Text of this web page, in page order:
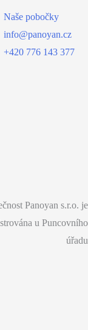
Naše pobočky
info@panoyan.cz
+420 776 143 377
Panoyan s.r.o. je
u Puncovního
úřadu